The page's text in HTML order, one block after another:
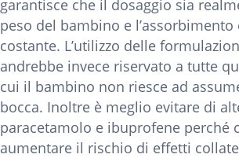
garantisce che il dosaggio sia
peso del bambino e
costante. L’utilizzo delle
andrebbe invece riservato a tutte
cui il bambino non riesce ad
bocca. Inoltre è meglio evitare di
paracetamolo e ibuprofene perché
aumentare il rischio di effetti